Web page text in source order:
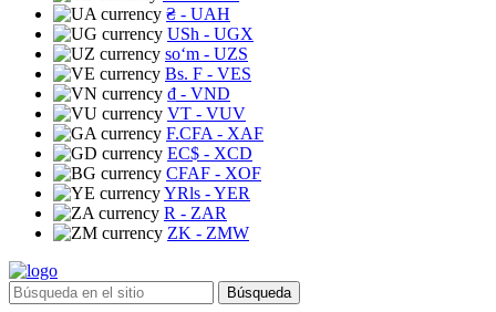
₴ - UAH
USh - UGX
soʻm - UZS
Bs. F - VES
₫ - VND
VT - VUV
F.CFA - XAF
EC$ - XCD
CFAF - XOF
YRls - YER
R - ZAR
ZK - ZMW
Búsqueda